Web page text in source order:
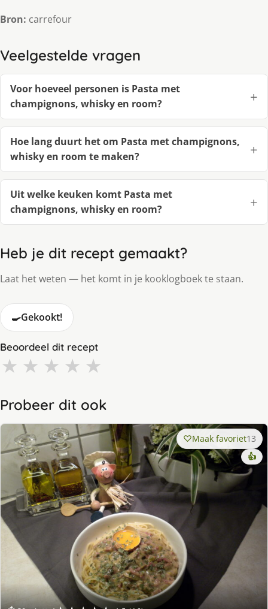
Bron: carrefour
Veelgestelde vragen
Voor hoeveel personen is Pasta met
champignons, whisky en room?
Hoe lang duurt het om Pasta met champignons,
whisky en room te maken?
Uit welke keuken komt Pasta met
champignons, whisky en room?
Heb je dit recept gemaakt?
Laat het weten — het komt in je kooklogboek te staan.
🍳Gekookt!
Beoordeel dit recept
★ ★ ★ ★ ★
Probeer dit ook
Maak favoriet13
👍